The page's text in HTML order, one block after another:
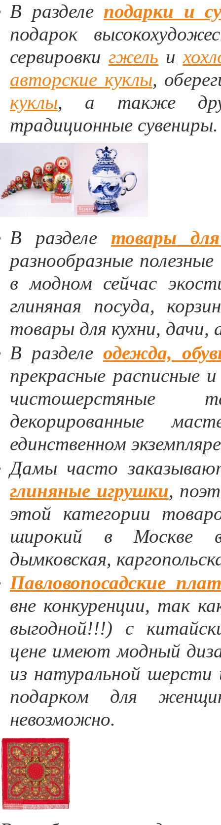
В разделе подарки и
подарок
сервировки гжель и
авторские куклы,
куклы, а также
традиционные сувениры.
В разделе товары
разнообразные
в модном сейчас
глиняная посуда,
товары для кухни, дачи,
В разделе одежда,
прекрасные
чистошерстяные
декорированные
единственном
Дамы часто
глиняные игрушки,
этой категории
широкий в Москве
дымковская,
Павловопосадские
вне конкуренции, так
выгодной!!!) с
цене имеют модный
из натуральной
подарком для
невозможно.